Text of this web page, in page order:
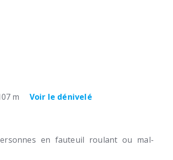
m Voir le dénivelé
en fauteuil roulant ou mal-